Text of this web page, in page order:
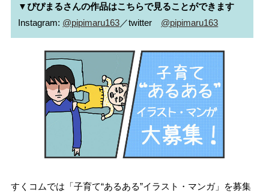
▼ぴぴまるさんの作品はこちらで見ることができます
Instagram: @pipimaru163／twitter @pipimaru163
すくコムでは「子育て“あるある”イラスト・マンガ」を募集